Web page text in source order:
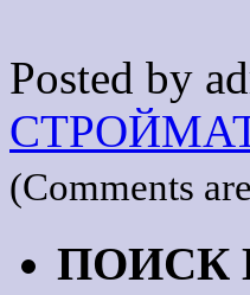
Posted by
(Comments
ПОИСК